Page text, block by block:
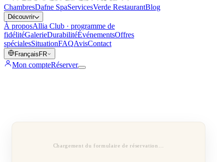
ChambresDafne SpaServicesVerde RestaurantBlog
Découvrir
À proposAllia Club · programme de
fidélitéGalerieDurabilitéÉvénementsOffres
spécialesSituationFAQAvisContact
Français FR
Mon compteRéserver
Chargement du formulaire de réservation…